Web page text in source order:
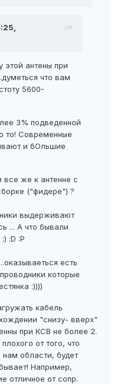
этой антены при
что вам
5600-
3% подведенной
то! Современные
и бОльшие
же к антенне с
("фидере") ?
выдерживают
... А что бывали
:D :P
есть
которые
:))))
кабель
"снизу- вверх"
при КСВ не более 2.
от того, что
области, будет
Например,
отличное от сопр.